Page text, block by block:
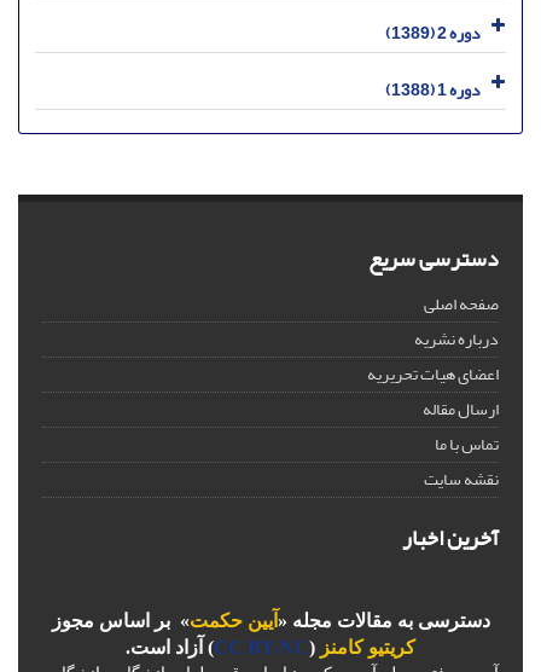
دوره 2 (1389)
دوره 1 (1388)
دسترسی سریع
صفحه اصلی
درباره نشریه
اعضای هیات تحریریه
ارسال مقاله
تماس با ما
نقشه سایت
آخرین اخبار
دسترسی به مقالات مجله « آیین حکمت» بر اساس مجوز
کریتیو کامنز (
CC BY-NC) آزاد است.